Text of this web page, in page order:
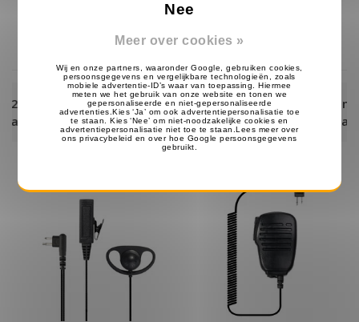
Op voorraad
Eerst ontvangen, dan achteraf
met Klarna!
Nee
Meer over cookies »